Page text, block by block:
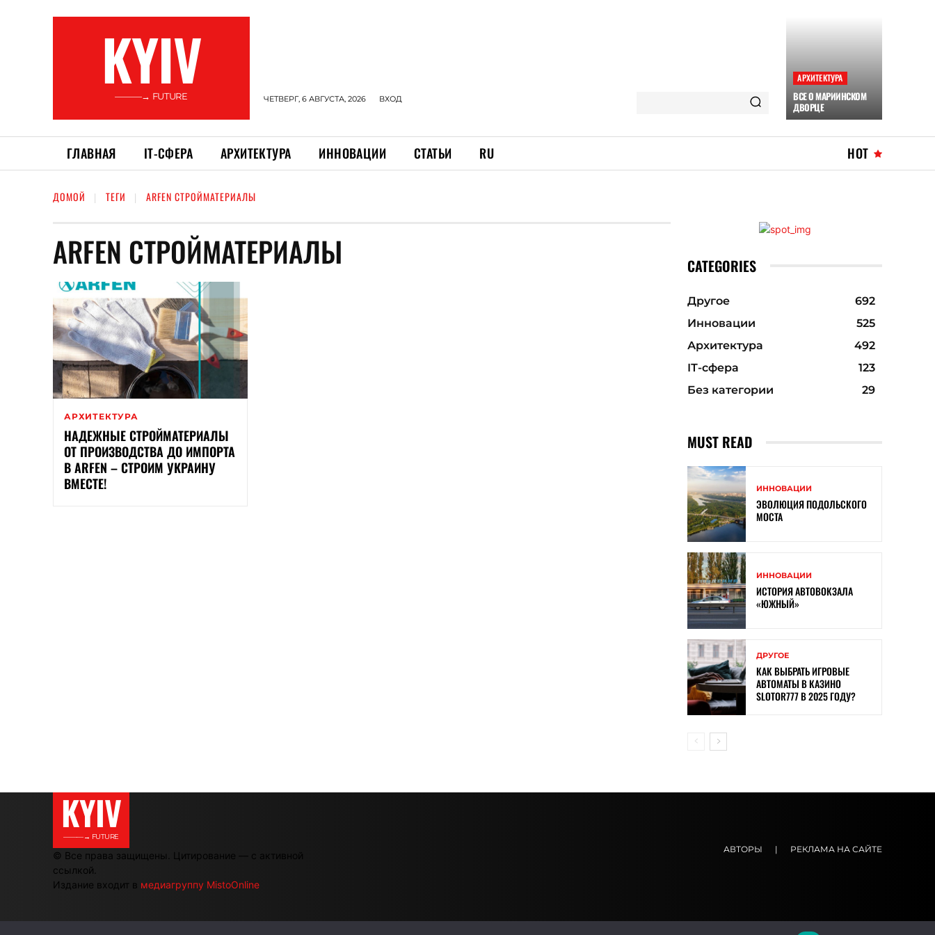
KYIV
———→ FUTURE ЧЕТВЕРГ, 6 АВГУСТА, 2026 ВХОД
АРХИТЕКТУРА
ВСЕ О МАРИИНСКОМ
ДВОРЦЕ
ГЛАВНАЯ ІТ-СФЕРА АРХИТЕКТУРА ИННОВАЦИИ СТАТЬИ RU HOT
ДОМОЙ ТЕГИ ARFEN СТРОЙМАТЕРИАЛЫ
ARFEN СТРОЙМАТЕРИАЛЫ
АРХИТЕКТУРА
НАДЕЖНЫЕ СТРОЙМАТЕРИАЛЫ
ОТ ПРОИЗВОДСТВА ДО ИМПОРТА
В ARFEN – СТРОИМ УКРАИНУ
ВМЕСТЕ!
CATEGORIES
Другое
692
Инновации
525
Архитектура
492
ІТ-сфера
123
Без категории
29
MUST READ
ИННОВАЦИИ
ЭВОЛЮЦИЯ ПОДОЛЬСКОГО
МОСТА
ИННОВАЦИИ
ИСТОРИЯ АВТОВОКЗАЛА
«ЮЖНЫЙ»
ДРУГОЕ
КАК ВЫБРАТЬ ИГРОВЫЕ
АВТОМАТЫ В КАЗИНО
SLOTOR777 В 2025 ГОДУ?
KYIV
———→ FUTURE
© Все права защищены. Цитирование — с активной
ссылкой.
Издание входит в медиагруппу MistoOnline
АВТОРЫ | РЕКЛАМА НА САЙТЕ